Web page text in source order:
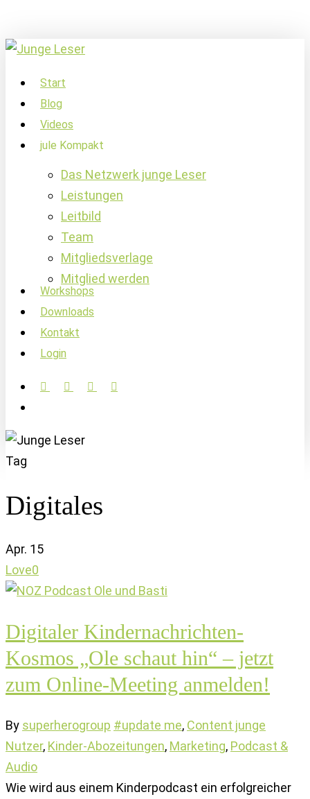
to
main
content
account
Menu
Start
Blog
Videos
jule Kompakt
Das Netzwerk junge Leser
Leistungen
Leitbild
Team
Mitgliedsverlage
Mitglied werden
Workshops
Downloads
Kontakt
Login
facebooklinkedininstagramsoundcloud
Tag
Digitales
Apr. 15
Love0
Digitaler Kindernachrichten-
Kosmos „Ole schaut hin“ – jetzt
zum Online-Meeting anmelden!
By superherogroup #update me, Content junge
Nutzer, Kinder-Abozeitungen, Marketing, Podcast &
Audio
Wie wird aus einem Kinderpodcast ein erfolgreicher